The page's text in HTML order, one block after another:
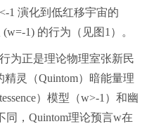
1 演化到低红移宇宙的
1) 的行为（见图1）。
为正是理论物理室张新民
灵（Quintom）暗能量理
）模型（w>-1）和幽
同，Quintom理论预言w在